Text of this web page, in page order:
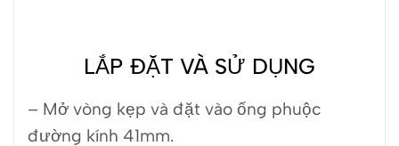
LẮP ĐẶT VÀ SỬ DỤNG
– Mở vòng kẹp và đặt vào ống phuộc
đường kính 41mm.